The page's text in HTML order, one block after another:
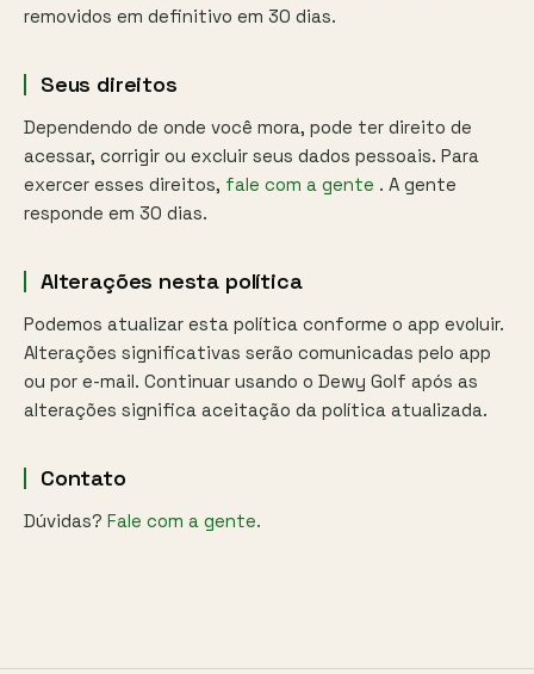
removidos em definitivo em 30 dias.
Seus direitos
Dependendo de onde você mora, pode ter direito de
acessar, corrigir ou excluir seus dados pessoais. Para
exercer esses direitos, fale com a gente . A gente
responde em 30 dias.
Alterações nesta política
Podemos atualizar esta política conforme o app evoluir.
Alterações significativas serão comunicadas pelo app
ou por e-mail. Continuar usando o Dewy Golf após as
alterações significa aceitação da política atualizada.
Contato
Dúvidas? Fale com a gente.